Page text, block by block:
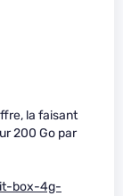
la faisant
200 Go par
box-4g-